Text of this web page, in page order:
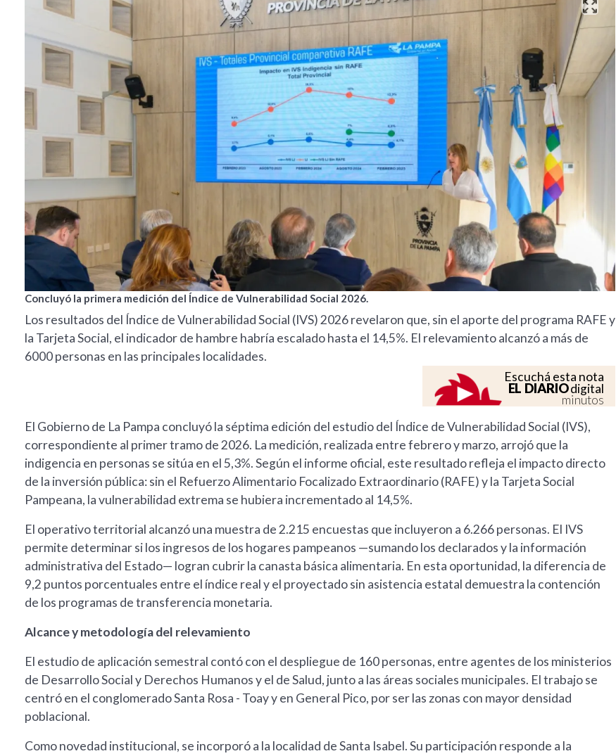
Concluyó la primera medición del Índice de Vulnerabilidad Social 2026.
Los resultados del Índice de Vulnerabilidad Social (IVS) 2026 revelaron que, sin el aporte del programa RAFE y
la Tarjeta Social, el indicador de hambre habría escalado hasta el 14,5%. El relevamiento alcanzó a más de
6000 personas en las principales localidades.
Escuchá esta nota
EL DIARIOdigital
minutos
El Gobierno de La Pampa concluyó la séptima edición del estudio del Índice de Vulnerabilidad Social (IVS),
correspondiente al primer tramo de 2026. La medición, realizada entre febrero y marzo, arrojó que la
indigencia en personas se sitúa en el 5,3%. Según el informe oficial, este resultado refleja el impacto directo
de la inversión pública: sin el Refuerzo Alimentario Focalizado Extraordinario (RAFE) y la Tarjeta Social
Pampeana, la vulnerabilidad extrema se hubiera incrementado al 14,5%.
El operativo territorial alcanzó una muestra de 2.215 encuestas que incluyeron a 6.266 personas. El IVS
permite determinar si los ingresos de los hogares pampeanos —sumando los declarados y la información
administrativa del Estado— logran cubrir la canasta básica alimentaria. En esta oportunidad, la diferencia de
9,2 puntos porcentuales entre el índice real y el proyectado sin asistencia estatal demuestra la contención
de los programas de transferencia monetaria.
Alcance y metodología del relevamiento
El estudio de aplicación semestral contó con el despliegue de 160 personas, entre agentes de los ministerios
de Desarrollo Social y Derechos Humanos y el de Salud, junto a las áreas sociales municipales. El trabajo se
centró en el conglomerado Santa Rosa - Toay y en General Pico, por ser las zonas con mayor densidad
poblacional.
Como novedad institucional, se incorporó a la localidad de Santa Isabel. Su participación responde a la